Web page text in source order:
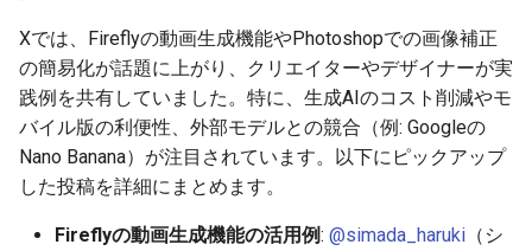
2026-07-01
2026-06-30
2026-06-29
2026-06-28
2025-12-15
2025-12-14
2025-12-13
2025-12-12
2026-07-01
2026-06-30
2026-06-29
2026-06-28
2025-12-15
2025-12-14
2025-12-13
2025-12-12
2026-03-22
2026-03-15
2026-03-08
2026-03-01
2025-09-24
2025-09-21
2025-09-19
2026-03-22
2026-03-15
2026-03-08
2026-03-01
2026-03-22
2026-03-15
2026-03-08
2026-03-01
2026-06-30
2026-06-29
2026-06-28
2026-06-26
2025-12-15
2025-12-14
2025-12-13
2025-12-12
2026-03-22
2026-03-15
2026-03-08
2026-03-15
2026-03-08
2026-03-01
2026-02-22
2026-06-30
2026-06-28
2026-06-26
2026-06-25
2025-12-15
2025-12-14
2025-12-13
2025-12-12
2026-03-22
2026-03-15
2026-03-08
2026-03-01
2026-06-30
2026-06-29
2026-06-28
2026-06-27
2026-06-28
2026-06-25
2026-06-24
2026-06-23
Xでは、Fireflyの動画生成機能やPhotoshopでの画像補正
の簡易化が話題に上がり、クリエイターやデザイナーが実
践例を共有していました。特に、生成AIのコスト削減やモ
バイル版の利便性、外部モデルとの競合（例: Googleの
Nano Banana）が注目されています。以下にピックアップ
した投稿を詳細にまとめます。
Fireflyの動画生成機能の活用例: @simada_haruki （シ